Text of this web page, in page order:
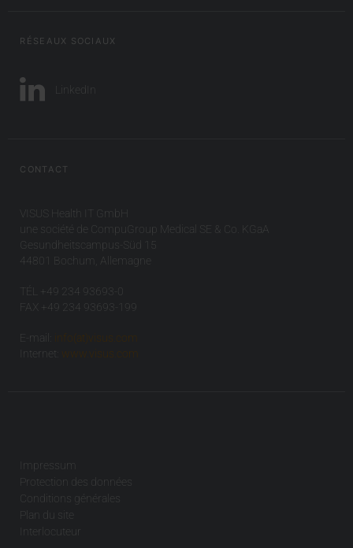
RÉSEAUX SOCIAUX
LinkedIn
CONTACT
VISUS Health IT GmbH
une société de CompuGroup Medical SE & Co. KGaA
Gesundheitscampus-Süd 15
44801 Bochum, Allemagne
TÉL +49 234 93693-0
FAX +49 234 93693-199
E-mail:
info(at)visus.com
Internet:
www.visus.com
Impressum
Protection des données
Conditions générales
Plan du site
Interlocuteur